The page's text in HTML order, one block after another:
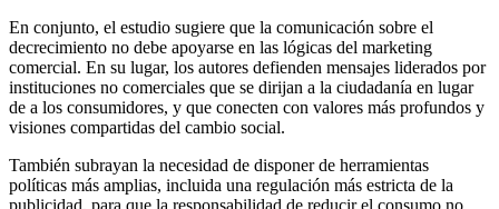
En conjunto, el estudio sugiere que la comunicación sobre el
decrecimiento no debe apoyarse en las lógicas del marketing
comercial. En su lugar, los autores defienden mensajes liderados por
instituciones no comerciales que se dirijan a la ciudadanía en lugar
de a los consumidores, y que conecten con valores más profundos y
visiones compartidas del cambio social.
También subrayan la necesidad de disponer de herramientas
políticas más amplias, incluida una regulación más estricta de la
publicidad, para que la responsabilidad de reducir el consumo no